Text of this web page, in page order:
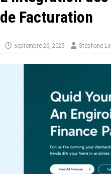
de Facturation
septembre 26, 2025 Stéphane